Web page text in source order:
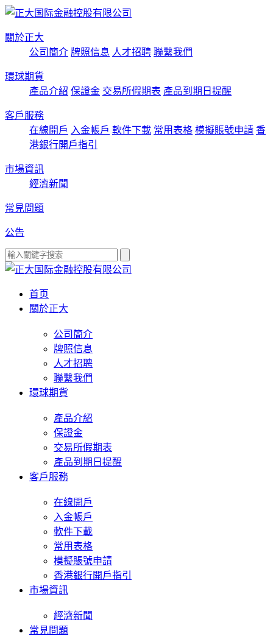
關於正大
公司簡介 牌照信息 人才招聘 聯繫我們
環球期貨
產品介紹 保證金 交易所假期表 產品到期日提醒
客戶服務
在線開戶 入金帳戶 軟件下載 常用表格 模擬賬號申請 香
港銀行開戶指引
市場資訊
經濟新聞
常見問題
公告
首页
關於正大
公司簡介
牌照信息
人才招聘
聯繫我們
環球期貨
產品介紹
保證金
交易所假期表
產品到期日提醒
客戶服務
在線開戶
入金帳戶
軟件下載
常用表格
模擬賬號申請
香港銀行開戶指引
市場資訊
經濟新聞
常見問題